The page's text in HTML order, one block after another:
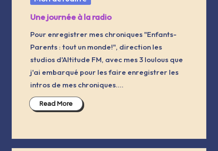
in
Une journée à la radio
Pour enregistrer mes chroniques "Enfants-
Parents : tout un monde!", direction les
studios d'Altitude FM, avec mes 3 loulous que
j'ai embarqué pour les faire enregistrer les
intros de mes chroniques.…
Read More